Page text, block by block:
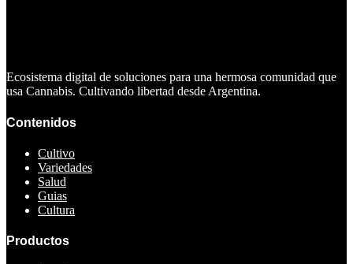
Ecosistema digital de soluciones para una hermosa comunidad que
usa Cannabis. Cultivando libertad desde Argentina.
Contenidos
Cultivo
Variedades
Salud
Guias
Cultura
Productos